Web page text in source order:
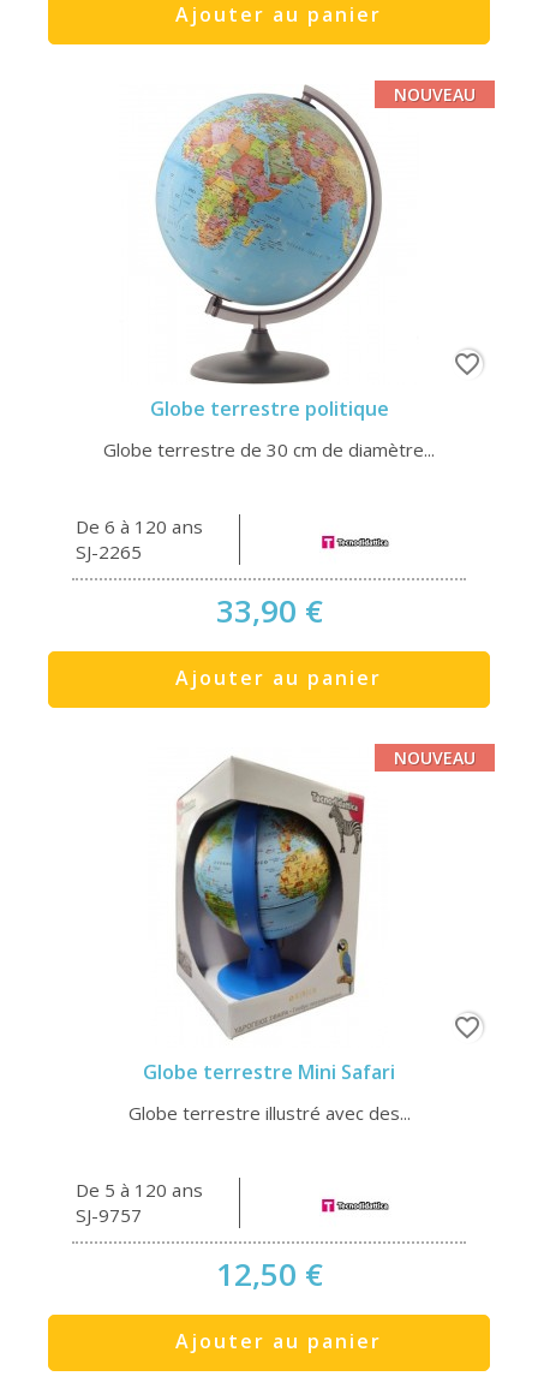
Ajouter au panier
Globe terrestre politique
Globe terrestre de 30 cm de diamètre...
De 6 à 120 ans
SJ-2265
33,90 €
Ajouter au panier
NOUVEAU
favorite_border
Globe terrestre Mini Safari
Globe terrestre illustré avec des...
De 5 à 120 ans
SJ-9757
12,50 €
Ajouter au panier
NOUVEAU
favorite_border